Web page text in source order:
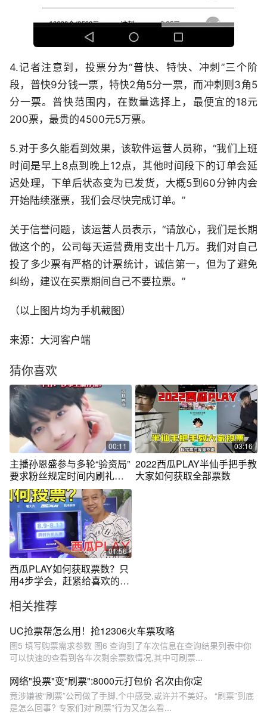
4.记者注意到，投票分为“普快、特快、冲刺”三个阶
段，普快9分钱一票，特快2角5分一票，而冲刺则3角5
分一票。普快范围内，在数量选择上，最便宜的18元
200票，最贵的4500元5万票。
5.对于多久能看到效果，该软件运营人员称，“我们上班
时间是早上8点到晚上12点，其他时间段下的订单会延
迟处理，下单后状态变为已发货，大概5到60分钟内会
开始陆续涨票，我们会尽快完成订单。”
关于信誉问题，该运营人员表示，“请放心，我们是长期
做这个的，公司每天运营费用支出十几万。我们对自己
投了多少票有严格的计票统计，诚信第一，但为了避免
纠纷，建议在买票期间自己不要拉票。”
（以上图片均为手机截图）
来源：大河客户端
猜你喜欢
00:11
主播孙恩盛参与多轮“验资局”
要求粉丝规定时间内刷礼物
达“百万分值”，价值约10万人
民币。被批助长攀比风气 诱
导非理性消费，平台：涉事
主播停播！#网红主播#孙恩
盛#打PK#刷礼物打赏主播#
验资局
03:16
2022西瓜PLAY半仙手把手教
大家如何获取全部票数
01:56
西瓜PLAY如何获取票数？只
用4步学会，赶紧给喜欢的作
相关推荐
UC抢票帮怎么用！抢12306火车票攻略
图5 填写购票需求参数 图6 查询到了车次信息在查询结果列表中你
可以快速的查看到各车次剩余票数情况,其中可刷票...
网络"投票"变"刷票":8000元打包价 名次由你定
竟涉嫌被“刷票”公司做了手脚,个中感受,或许并不美好。 “刷票”到底
是怎么回事? 专家们对“刷票”行为又怎么看...